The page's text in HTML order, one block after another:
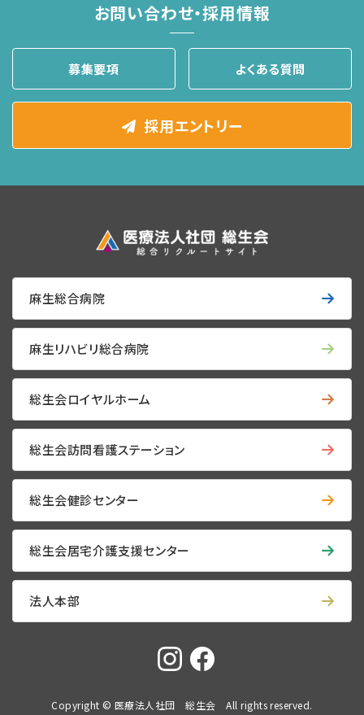
お問い合わせ・採用情報
募集要項 よくある質問
採用エントリー
麻生総合病院
麻生リハビリ総合病院
総生会ロイヤルホーム
総生会訪問看護ステーション
総生会健診センター
総生会居宅介護支援センター
法人本部
Copyright © 医療法人社団 総生会 All rights reserved.